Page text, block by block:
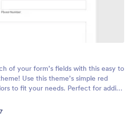
of your form’s fields with this easy to
Use this theme’s simple red
to fit your needs. Perfect for adding